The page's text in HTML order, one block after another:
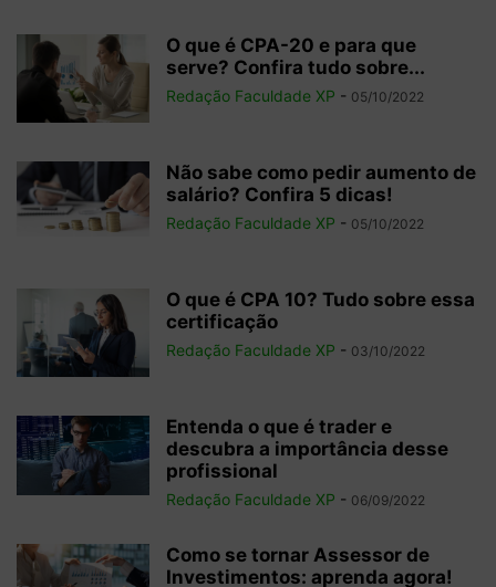
O que é CPA-20 e para que
serve? Confira tudo sobre...
Redação Faculdade XP - 05/10/2022
Não sabe como pedir aumento de
salário? Confira 5 dicas!
Redação Faculdade XP - 05/10/2022
O que é CPA 10? Tudo sobre essa
certificação
Redação Faculdade XP - 03/10/2022
Entenda o que é trader e
descubra a importância desse
profissional
Redação Faculdade XP - 06/09/2022
Como se tornar Assessor de
Investimentos: aprenda agora!